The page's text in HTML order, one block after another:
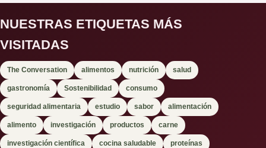
NUESTRAS ETIQUETAS MÁS
VISITADAS
The Conversation alimentos nutrición salud
gastronomía Sostenibilidad consumo
seguridad alimentaria estudio sabor alimentación
alimento investigación productos carne
investigación científica cocina saludable proteínas